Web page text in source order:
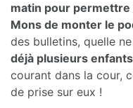
matin pour permettre
Mons de monter le
des bulletins, quelle
déjà plusieurs
courant dans la cour,
de prise sur eux !